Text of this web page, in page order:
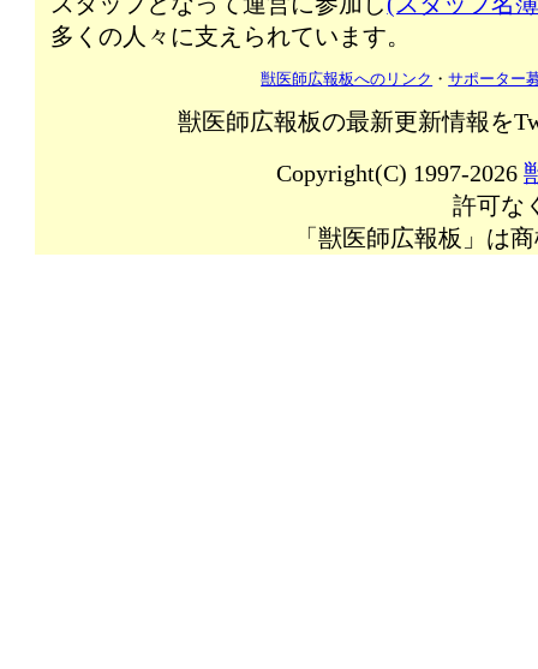
多くの人々に支えられています。
獣医師広報板へのリンク ・サポーター
獣医師広報板の最新更新情報を
Copyright(C) 1997-2026
許可な
「獣医師広報板」は